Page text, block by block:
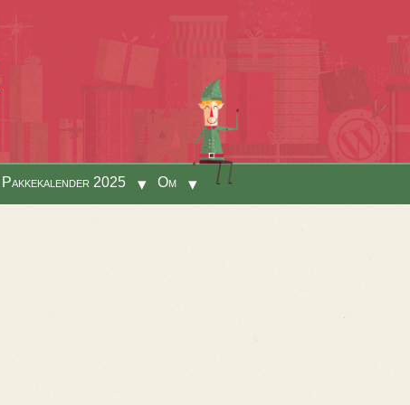
Pakkekalender 2025 Om